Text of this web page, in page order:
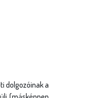
dolgozóinak a